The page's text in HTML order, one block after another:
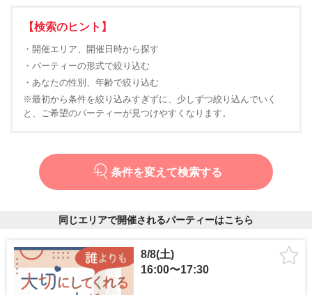
【検索のヒント】
・開催エリア、開催日時から探す
・パーティーの形式で絞り込む
・あなたの性別、年齢で絞り込む
※最初から条件を絞り込みすぎずに、少しずつ絞り込んでいく
と、ご希望のパーティーが見つけやすくなります。
条件を変えて検索する
同じエリアで開催されるパーティーはこちら
8/8(土)
16:00〜17:30